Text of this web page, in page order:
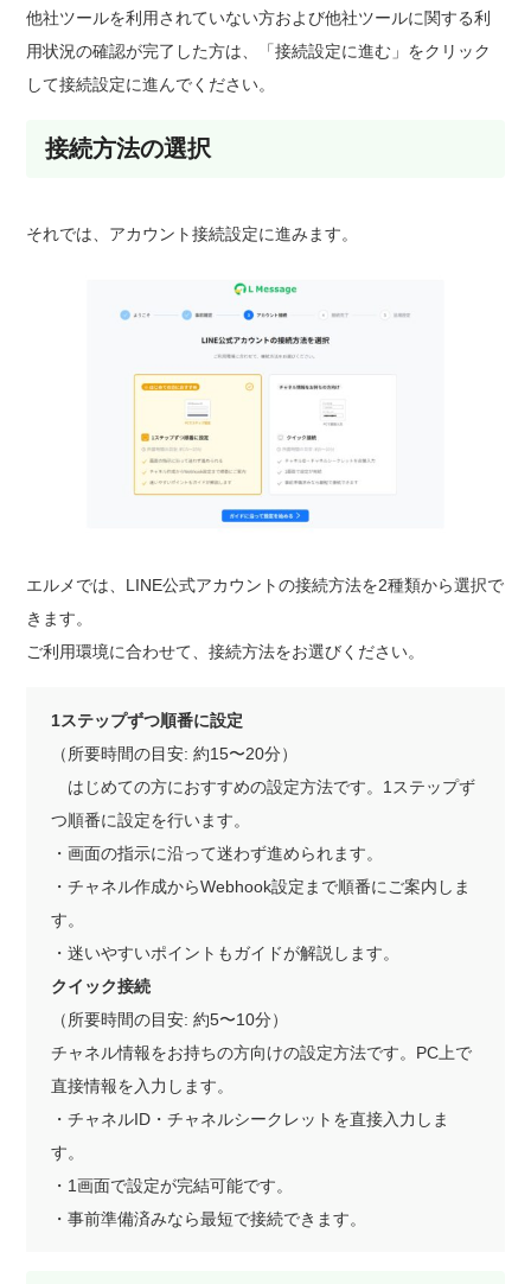
他社ツールを利用されていない方および他社ツールに関する利
用状況の確認が完了した方は、「接続設定に進む」をクリック
して接続設定に進んでください。
接続方法の選択
それでは、アカウント接続設定に進みます。
エルメでは、LINE公式アカウントの接続方法を2種類から選択で
きます。
ご利用環境に合わせて、接続方法をお選びください。
1ステップずつ順番に設定
（所要時間の目安: 約15〜20分）
はじめての方におすすめの設定方法です。1ステップず
つ順番に設定を行います。
・画面の指示に沿って迷わず進められます。
・チャネル作成からWebhook設定まで順番にご案内しま
す。
・迷いやすいポイントもガイドが解説します。
クイック接続
（所要時間の目安: 約5〜10分）
チャネル情報をお持ちの方向けの設定方法です。PC上で
直接情報を入力します。
・チャネルID・チャネルシークレットを直接入力しま
す。
・1画面で設定が完結可能です。
・事前準備済みなら最短で接続できます。